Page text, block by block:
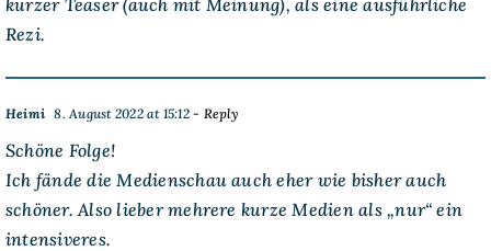
Rezi.
Heimi 8. August 2022 at 15:12- Reply
Schöne Folge!
Ich fände die Medienschau auch eher wie bisher auch
schöner. Also lieber mehrere kurze Medien als „nur“ ein
intensiveres.